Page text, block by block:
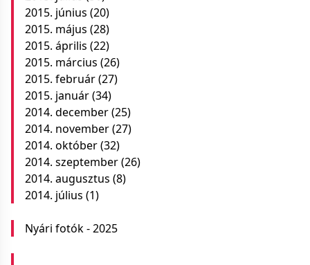
2015. június (20)
2015. május (28)
2015. április (22)
2015. március (26)
2015. február(27)
2015. január(34)
2014. december(25)
2014. november(27)
2014. október(32)
2014. szeptember(26)
2014. augusztus (8)
2014. július (1)
Nyári fotók - 2025